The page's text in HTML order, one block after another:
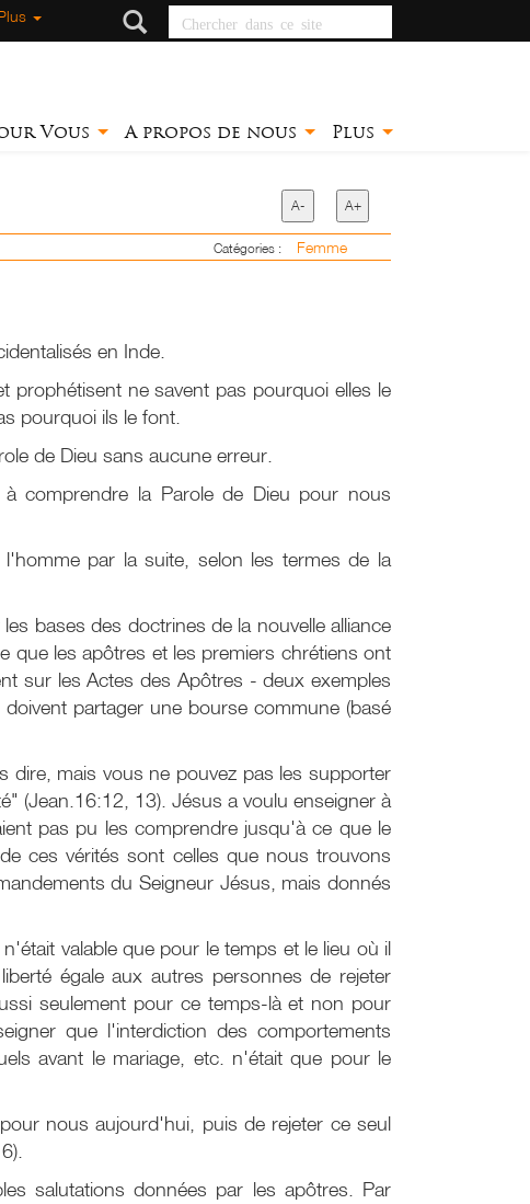
Chercher dans ce
site
Vous A propos de nous Plus
A- A+
Catégories : Femme
en Inde.
ne savent pas pourquoi elles le
pourquoi ils le font.
de Dieu sans aucune erreur.
comprendre la Parole de Dieu pour nous
par la suite, selon les termes de la
bases des doctrines de la nouvelle alliance
que les apôtres et les premiers chrétiens ont
sur les Actes des Apôtres - deux exemples
partager une bourse commune (basé
dire, mais vous ne pouvez pas les supporter
(Jean.16:12, 13). Jésus a voulu enseigner à
pas pu les comprendre jusqu'à ce que le
ces vérités sont celles que nous trouvons
du Seigneur Jésus, mais donnés
valable que pour le temps et le lieu où il
égale aux autres personnes de rejeter
seulement pour ce temps-là et non pour
que l'interdiction des comportements
avant le mariage, etc. n'était que pour le
nous aujourd'hui, puis de rejeter ce seul
salutations données par les apôtres. Par